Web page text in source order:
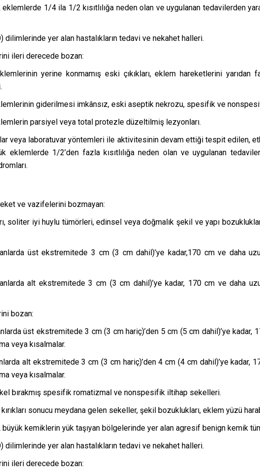
eklemlerde 1/4 ila 1/2 kısıtlılığa neden olan ve uygulanan tedavilerden
dilimlerinde yer alan hastalıkların tedavi ve nekahet halleri.
ileri derecede bozan:
yerine konmamış eski çıkıkları, eklem hareketlerini
giderilmesi imkânsız, eski aseptik nekrozu, spesifik ve
parsiyel veya total protezle düzeltilmiş lezyonları.
veya laboratuvar yöntemleri ile aktivitesinin devam ettiği tespit edilen,
eklemlerde 1/2’den fazla kısıtlılığa neden olan ve uygulanan
ve vazifelerini bozmayan:
soliter iyi huylu tümörleri, edinsel veya doğmalık şekil ve yapı
üst ekstremitede 3 cm (3 cm dahil)’ye kadar,170 cm ve daha
alt ekstremitede 3 cm (3 cm dahil)’ye kadar, 170 cm ve daha
bozan:
üst ekstremitede 3 cm (3 cm hariç)’den 5 cm (5 cm dahil)’ye kadar,
veya kısalmalar.
alt ekstremitede 3 cm (3 cm hariç)’den 4 cm (4 cm dahil)’ye kadar,
veya kısalmalar.
bırakmış spesifik romatizmal ve nonspesifik iltihap sekelleri.
sonucu meydana gelen sekeller, şekil bozuklukları, eklem yüzü
büyük kemiklerin yük taşıyan bölgelerinde yer alan agresif benign kemik
dilimlerinde yer alan hastalıkların tedavi ve nekahet halleri.
ileri derecede bozan: